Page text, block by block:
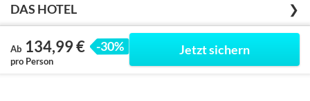
DAS HOTEL ❯
Ab 134,99 € -30%
pro Person
Jetzt sichern